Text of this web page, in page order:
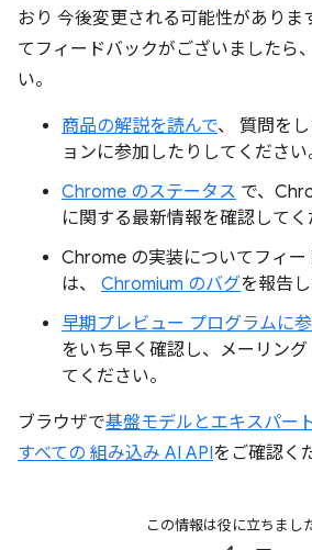
おり 今後変更される可能性がありま
てフィードバックがございましたら
い。
商品の解説を読んで、 質問を
ョンに参加したりしてください
Chrome のステータス で、
に関する最新情報を確認してく
Chrome の実装についてフィ
は、 Chromium のバグを報告
早期プレビュー プログラムに
をいち早く確認し、メーリン
てください。
ブラウザで基盤モデルとエキスパー
すべての 組み込み AI APIをご確認く
この情報は役に立ちまし